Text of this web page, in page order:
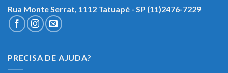
Rua Monte Serrat, 1112 Tatuapé - SP (11)2476-7229
PRECISA DE AJUDA?